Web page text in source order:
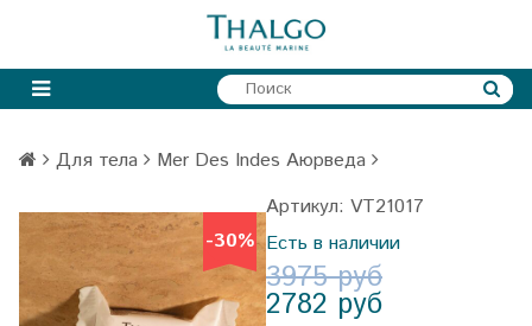
Для тела Mer Des Indes Аюрведа
-30%
Артикул: VT21017
Есть в наличии
3975 руб
2782 руб